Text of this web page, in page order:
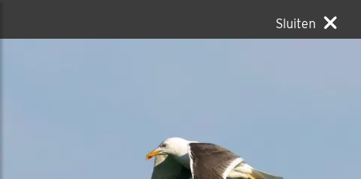
Sluiten